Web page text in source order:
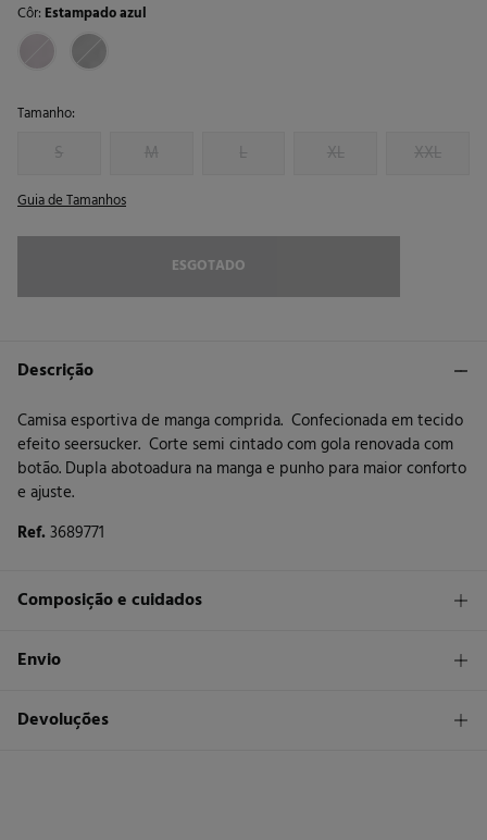
Côr: Estampado azul
Tamanho:
S M L XL XXL
Guia de Tamanhos
ESGOTADO
Descrição
Camisa esportiva de manga comprida. Confecionada em tecido
efeito seersucker. Corte semi cintado com gola renovada com
botão. Dupla abotoadura na manga e punho para maior conforto
e ajuste.
Ref.3689771
Composição e cuidados
Composição
Cuidados
Envio
STANDARD
Devoluções